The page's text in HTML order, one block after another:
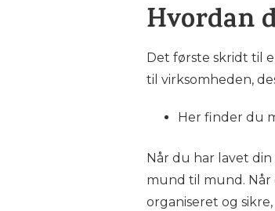
Hvordan
Det første skridt til
til virksomheden,
Her finder du
Når du har lavet
mund til mund.
organiseret og